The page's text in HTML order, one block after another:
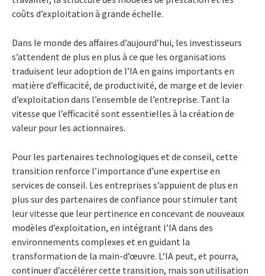
coûts d’exploitation à grande échelle.
Dans le monde des affaires d’aujourd’hui, les investisseurs
s’attendent de plus en plus à ce que les organisations
traduisent leur adoption de l’IA en gains importants en
matière d’efficacité, de productivité, de marge et de levier
d’exploitation dans l’ensemble de l’entreprise. Tant la
vitesse que l’efficacité sont essentielles à la création de
valeur pour les actionnaires.
Pour les partenaires technologiques et de conseil, cette
transition renforce l’importance d’une expertise en
services de conseil. Les entreprises s’appuient de plus en
plus sur des partenaires de confiance pour stimuler tant
leur vitesse que leur pertinence en concevant de nouveaux
modèles d’exploitation, en intégrant l’IA dans des
environnements complexes et en guidant la
transformation de la main-d’œuvre. L’IA peut, et pourra,
continuer d’accélérer cette transition, mais son utilisation